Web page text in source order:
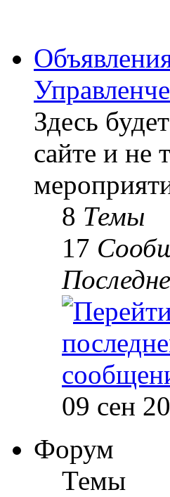
Здесь
сайте и не
8 Темы
17
09 сен
Форум
Темы